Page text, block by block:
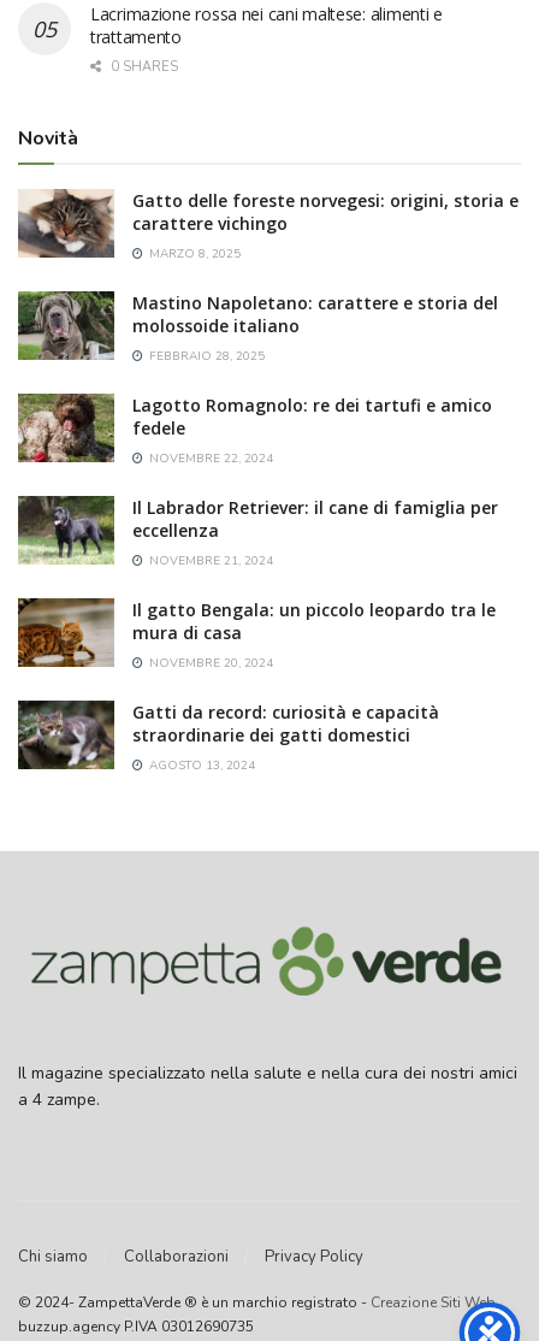
Lacrimazione rossa nei cani maltese: alimenti e
trattamento
0 SHARES
Novità
Gatto delle foreste norvegesi: origini, storia e
carattere vichingo
MARZO 8, 2025
Mastino Napoletano: carattere e storia del
molossoide italiano
FEBBRAIO 28, 2025
Lagotto Romagnolo: re dei tartufi e amico
fedele
NOVEMBRE 22, 2024
Il Labrador Retriever: il cane di famiglia per
eccellenza
NOVEMBRE 21, 2024
Il gatto Bengala: un piccolo leopardo tra le
mura di casa
NOVEMBRE 20, 2024
Gatti da record: curiosità e capacità
straordinarie dei gatti domestici
AGOSTO 13, 2024
Il magazine specializzato nella salute e nella cura dei nostri amici
a 4 zampe.
Chi siamo Collaborazioni Privacy Policy
© 2024- ZampettaVerde ® è un marchio registrato - Creazione Siti Web
buzzup.agency P.IVA 03012690735